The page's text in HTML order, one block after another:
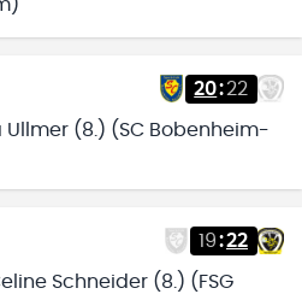
20:22
(8.) (SC Bobenheim-
19:22
Schneider (8.) (FSG